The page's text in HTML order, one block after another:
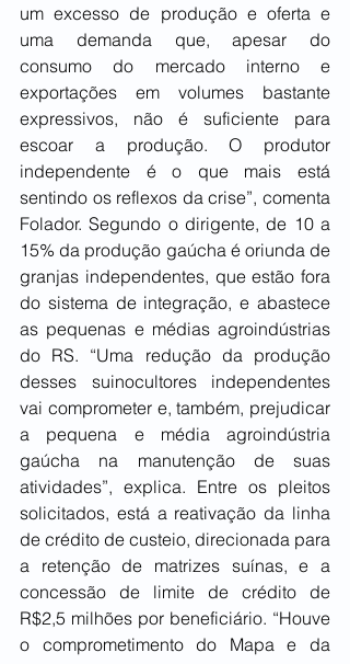
um excesso de produção e oferta e
uma demanda que, apesar do
consumo do mercado interno e
exportações em volumes bastante
expressivos, não é suficiente para
escoar a produção. O produtor
independente é o que mais está
sentindo os reflexos da crise”, comenta
Folador. Segundo o dirigente, de 10 a
15% da produção gaúcha é oriunda de
granjas independentes, que estão fora
do sistema de integração, e abastece
as pequenas e médias agroindústrias
do RS. “Uma redução da produção
desses suinocultores independentes
vai comprometer e, também, prejudicar
a pequena e média agroindústria
gaúcha na manutenção de suas
atividades”, explica. Entre os pleitos
solicitados, está a reativação da linha
de crédito de custeio, direcionada para
a retenção de matrizes suínas, e a
concessão de limite de crédito de
R$2,5 milhões por beneficiário. “Houve
o comprometimento do Mapa e da